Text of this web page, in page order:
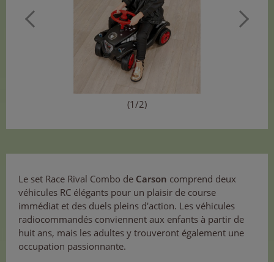
(1/2)
Le set Race Rival Combo de Carson comprend deux
véhicules RC élégants pour un plaisir de course
immédiat et des duels pleins d'action. Les véhicules
radiocommandés conviennent aux enfants à partir de
huit ans, mais les adultes y trouveront également une
occupation passionnante.